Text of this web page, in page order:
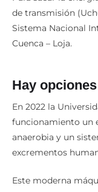
Para sacar la
de transmisión
Sistema Nacional
Hay
En 2022 la
funcionamiento un
anaerobia y un